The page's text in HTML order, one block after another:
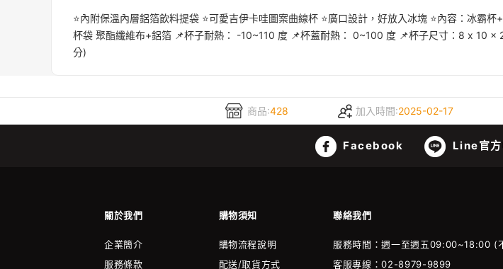
⭐️內附保溫內層鋁箔飲料提袋 ⭐️可愛吉伊卡哇圖案曲線杯 ⭐️廣口設計，好放入冰塊 ⭐️內容：冰
杯袋 聚酯纖維布+鋁箔 📌杯子耐熱： -10~110 度 📌杯蓋耐熱： 0~100 度 📌杯子尺寸：8 x 10
分)
商品:428 加入時間:2025-02-17
Facebook Line官方
關於我們 購物須知 聯絡我們
企業簡介
服務條款
購物流程說明
配送/取貨方式
服務時間：週一至週五09:00~18:00 (
客服專線：02-8979-9899